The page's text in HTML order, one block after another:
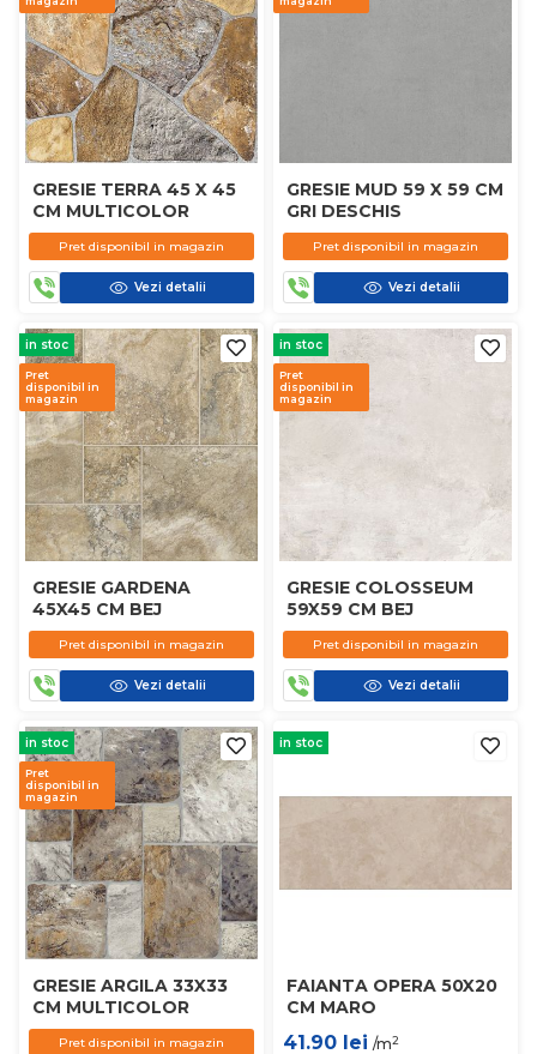
GRESIE TERRA 45 X 45
CM MULTICOLOR
Pret disponibil in magazin
Vezi detalii
GRESIE MUD 59 X 59 CM
GRI DESCHIS
Pret disponibil in magazin
Vezi detalii
in stoc
Pret
disponibil in
magazin
GRESIE GARDENA
45X45 CM BEJ
Pret disponibil in magazin
Vezi detalii
in stoc
Pret
disponibil in
magazin
GRESIE COLOSSEUM
59X59 CM BEJ
Pret disponibil in magazin
Vezi detalii
in stoc
Pret
disponibil in
magazin
GRESIE ARGILA 33X33
CM MULTICOLOR
Pret disponibil in magazin
in stoc
FAIANTA OPERA 50X20
CM MARO
41.90 lei /m2